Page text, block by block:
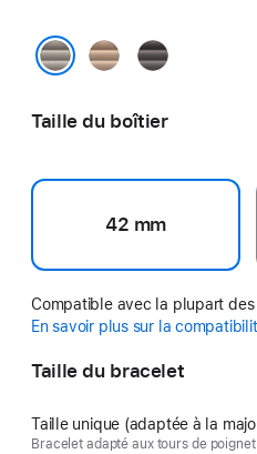
Or Ardoise
Taille du boîtier
42 mm
Compatible avec la plupart des
En savoir plus sur la
Taille du bracelet
Taille unique (adaptée à la
Bracelet adapté aux tours de poignet